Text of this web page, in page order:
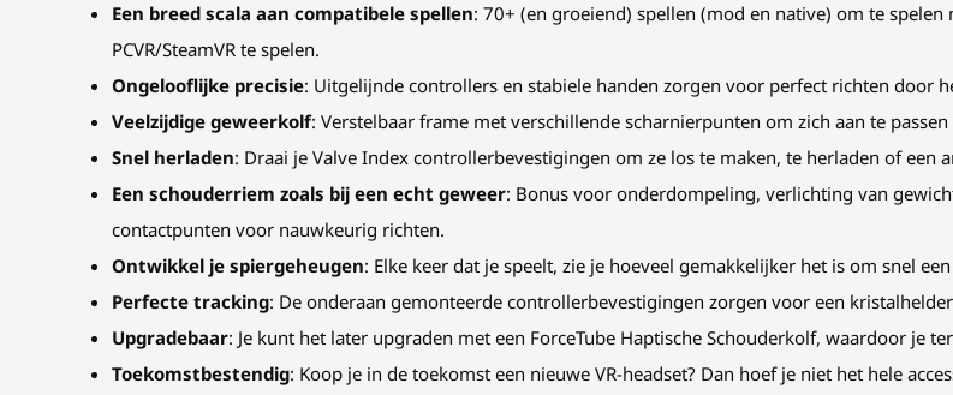
Een breed scala aan compatibele spellen: 70+ (en groeiend) spellen (mod en native) om te
PCVR/SteamVR te spelen.
Ongelooflijke precisie: Uitgelijnde controllers en stabiele handen zorgen voor perfect richten door
Veelzijdigegeweerkolf: Verstelbaar frame met verschillende scharnierpunten om zich aan te
Snel herladen: Draai je Valve Index controllerbevestigingen om ze los te maken, te herladen of
Een schouderriem zoals bij een echt geweer: Bonus voor onderdompeling, verlichting van
contactpunten voor nauwkeurig richten.
Ontwikkel je spiergeheugen: Elke keer dat je speelt, zie je hoeveel gemakkelijker het is om snel
Perfecte tracking: De onderaan gemonteerde controllerbevestigingen zorgen voor een
Upgradebaar: Je kunt het later upgraden met een ForceTube Haptische Schouderkolf, waardoor je
Toekomstbestendig: Koop je in de toekomst een nieuwe VR-headset? Dan hoef je niet het hele